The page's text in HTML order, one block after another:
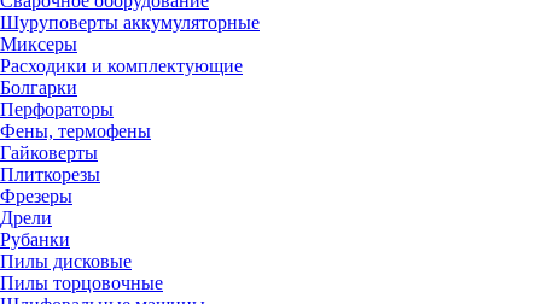
Шуруповерты аккумуляторные
Миксеры
Расходики и комплектующие
Болгарки
Перфораторы
Фены, термофены
Гайковерты
Плиткорезы
Фрезеры
Дрели
Рубанки
Пилы дисковые
Пилы торцовочные